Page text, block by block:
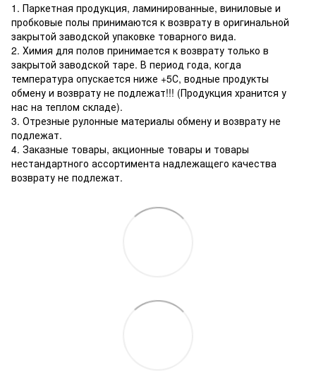
1. Паркетная продукция, ламинированные, виниловые и
пробковые полы принимаются к возврату в оригинальной
закрытой заводской упаковке товарного вида.
2. Химия для полов принимается к возврату только в
закрытой заводской таре. В период года, когда
температура опускается ниже +5С, водные продукты
обмену и возврату не подлежат!!! (Продукция хранится у
нас на теплом складе).
3. Отрезные рулонные материалы обмену и возврату не
подлежат.
4. Заказные товары, акционные товары и товары
нестандартного ассортимента надлежащего качества
возврату не подлежат.